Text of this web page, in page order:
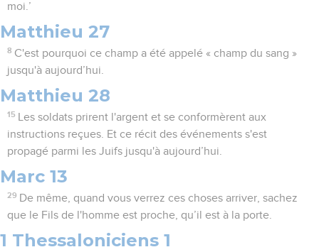
moi.’
Matthieu 27
8 C'est pourquoi ce champ a été appelé « champ du sang »
jusqu'à aujourd’hui.
Matthieu 28
15
Les soldats prirent l'argent et se conformèrent aux
instructions reçues. Et ce récit des événements s'est
propagé parmi les Juifs jusqu'à aujourd’hui.
Marc 13
29 De même, quand vous verrez ces choses arriver, sachez
que le Fils de l'homme est proche, qu’il est à la porte.
1 Thessaloniciens 1